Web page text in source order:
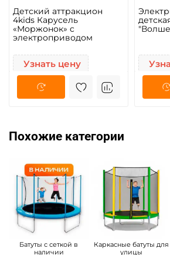
Детский аттракцион
4kids Карусель
«Моржонок» c
электроприводом
Узнать цену
Похожие категории
Батуты с сеткой в
наличии
Каркасные батуты для
улицы